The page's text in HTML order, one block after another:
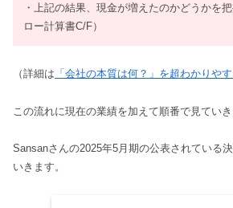
・上記の結果、現金が増えたのかどうかを
ロー計算書C/F）
（詳細は 「会社の本質は何？」を超わかりや
この流れに現在の業績を加えて順番で見ていき
Sansanさんの2025年5月期の公表されている
いきます。